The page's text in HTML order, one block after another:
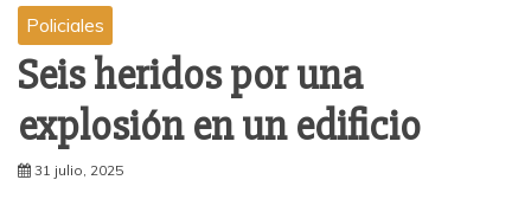
Policiales
Seis heridos por una
explosión en un edificio
31 julio, 2025